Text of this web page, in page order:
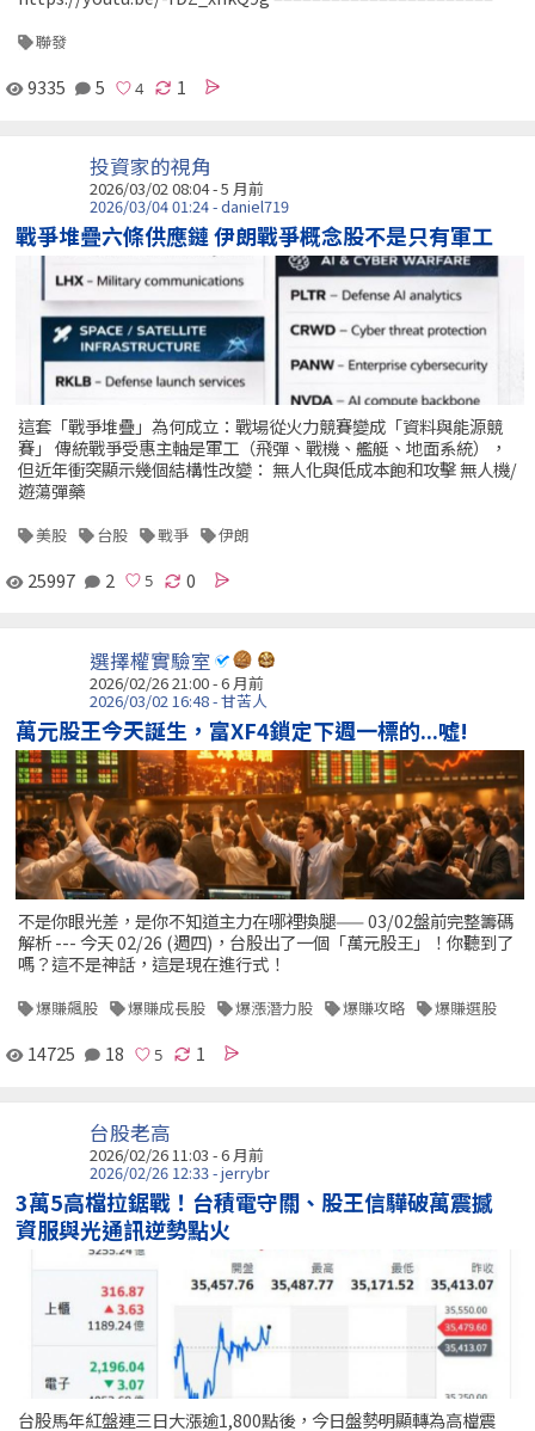
聯發
9335 5 1
投資家的視角
2026/03/02 08:04 - 5 月前
2026/03/04 01:24 - daniel719
戰爭堆疊六條供應鏈 伊朗戰爭概念股不是只有軍工
這套「戰爭堆疊」為何成立：戰場從火力競賽變成「資料與能源競
賽」 傳統戰爭受惠主軸是軍工（飛彈、戰機、艦艇、地面系統），
但近年衝突顯示幾個結構性改變： 無人化與低成本飽和攻擊 無人機/
遊蕩彈藥
美股 台股 戰爭 伊朗
25997 2 0
選擇權實驗室
2026/02/26 21:00 - 6 月前
2026/03/02 16:48 - 甘苦人
萬元股王今天誕生，富XF4鎖定下週一標的...噓!
不是你眼光差，是你不知道主力在哪裡換腿—— 03/02盤前完整籌碼
解析 --- 今天 02/26 (週四)，台股出了一個「萬元股王」！你聽到了
嗎？這不是神話，這是現在進行式！
爆賺飆股 爆賺成長股 爆漲潛力股 爆賺攻略 爆賺選股
14725 18 1
台股老高
2026/02/26 11:03 - 6 月前
2026/02/26 12:33 - jerrybr
3萬5高檔拉鋸戰！台積電守關、股王信驊破萬震撼
資服與光通訊逆勢點火
台股馬年紅盤連三日大漲逾1,800點後，今日盤勢明顯轉為高檔震